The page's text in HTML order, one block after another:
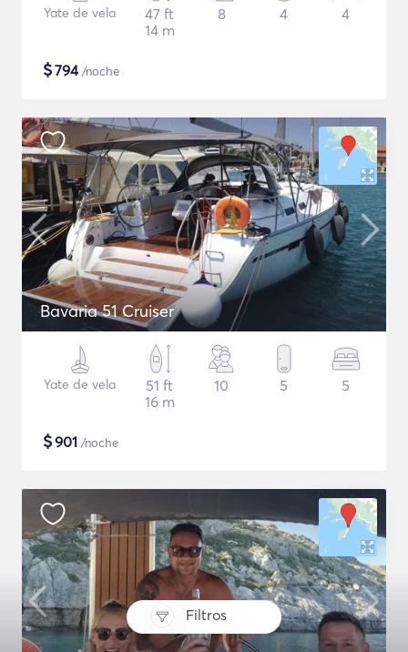
Filtros
Yate de vela
47 ft
14 m
8 4 4
$794/noche
Bavaria 51 Cruiser
Yate de vela
51 ft
16 m
10 5 5
$901 /noche